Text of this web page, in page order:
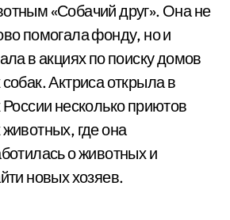
«Собачий друг». Она не
помогала фонду, но и
в акциях по поиску домов
Актриса открыла в
несколько приютов
где она
о животных и
новых хозяев.